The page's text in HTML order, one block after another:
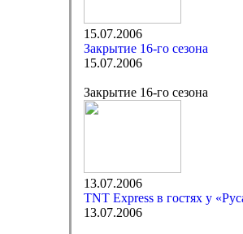
15.07.2006
Закрытие 16-го сезона
15.07.2006
Закрытие 16-го сезона
13.07.2006
TNT Express в гостях у
13.07.2006